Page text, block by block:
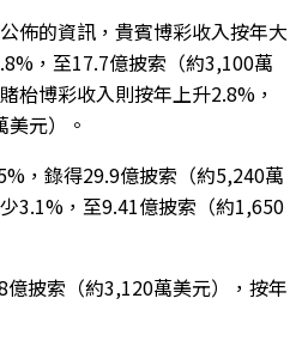
佈的資訊，貴賓博彩收入按年大
，至17.7億披索（約3,100萬
枱博彩收入則按年上升2.8%，
元）。
，錄得29.9億披索（約5,240萬
3.1%，至9.41億披索（約1,650
披索（約3,120萬美元），按年